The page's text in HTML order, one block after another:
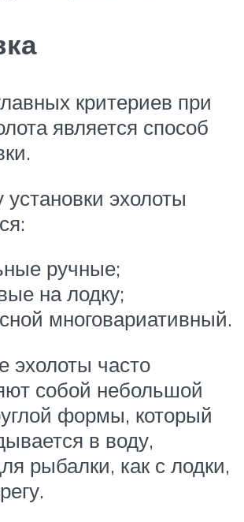
критериев при
является способ
установки эхолоты
ручные;
на лодку;
многовариативный.
эхолоты часто
собой небольшой
формы, который
в воду,
рыбалки, как с лодки,